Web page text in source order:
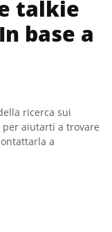
talkie
base a
ricerca sui
per aiutarti a trovare
a